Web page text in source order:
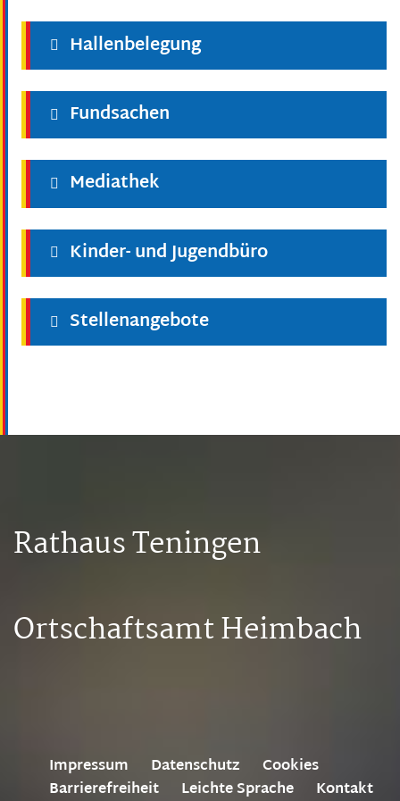
Hallenbelegung
Fundsachen
Mediathek
Kinder- und Jugendbüro
Stellenangebote
Rathaus Teningen
Ortschaftsamt Heimbach
Impressum Datenschutz
Cookies
Barrierefreiheit
Leichte Sprache Kontakt